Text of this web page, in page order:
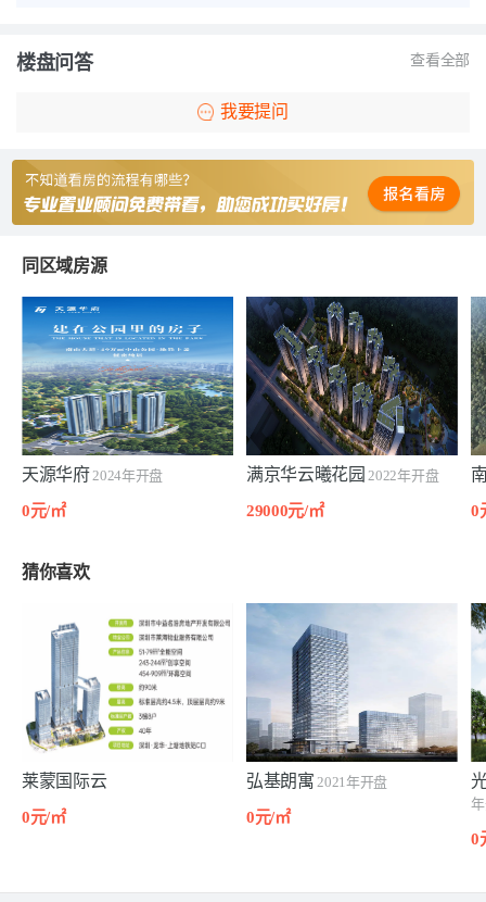
楼盘问答 查看全部
我要提问
同区域房源
天源华府2024年开盘
0元/㎡
满京华云曦花园 2022年开盘
29000元/㎡ 0
猜你喜欢
莱蒙国际云
0元/㎡
弘基朗寓 2021年开盘
0元/㎡
0